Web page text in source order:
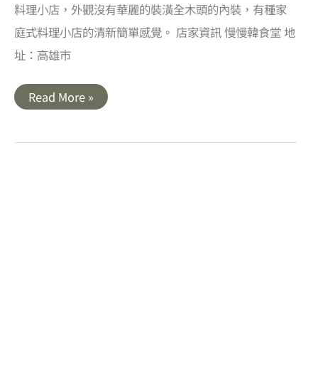
料理小店，外觀沒有華麗的裝潢全木頭的內裝，有種家
庭式料理小店的清新簡單感覺。 店家資訊 慢慢韓食堂 地
址：高雄市
高
雄
美
Read More »